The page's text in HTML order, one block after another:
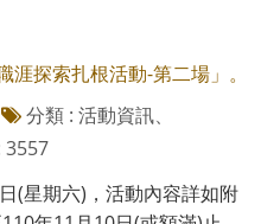
探索扎根活動-第二場」。
分類 : 活動資訊、
3557
(星期六)，活動內容詳如附